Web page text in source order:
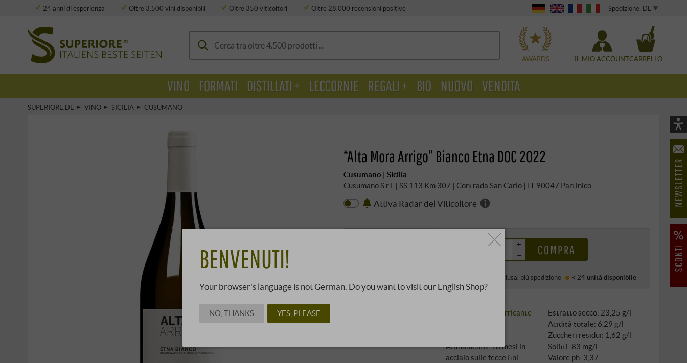
24 anni di esperienza Oltre 3.500 vini disponibili Oltre 350 viticoltori
Oltre 28.000 recensioni positive
WÄHLEN Spedizione: DE
AWARDS IL MIO ACCOUNTCARRELLO
SUPERIORE.DE VINO SICILIA CUSUMANO
“Alta Mora Arrigo” Bianco Etna DOC 2022
Cusumano | Sicilia
Cusumano S.r.l. | SS 113 Km 307 | Contrada San Carlo | IT 90047 Partinico
Attiva Radar del Viticoltore
+
–
COMPRA
IVA inclusa , più spedizione < 24 unità disponibile
Carricante
Affinamento: 18 mesi in
acciaio sulle fecce fini
Estratto secco: 23,25 g/l
Acidità totale: 6,29 g/l
Zuccheri residui: 1,62 g/l
Solfiti: 83 mg/l
Valore ph: 3,37
VINO FORMATI DISTILLATI + LECCORNIE REGALI + BIO NUOVO VENDITA
BENVENUTI!
Your browser's language is not German. Do you want to visit our English Shop?
NO, THANKS YES, PLEASE